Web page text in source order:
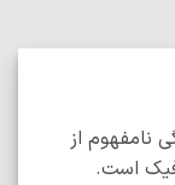
از
است.